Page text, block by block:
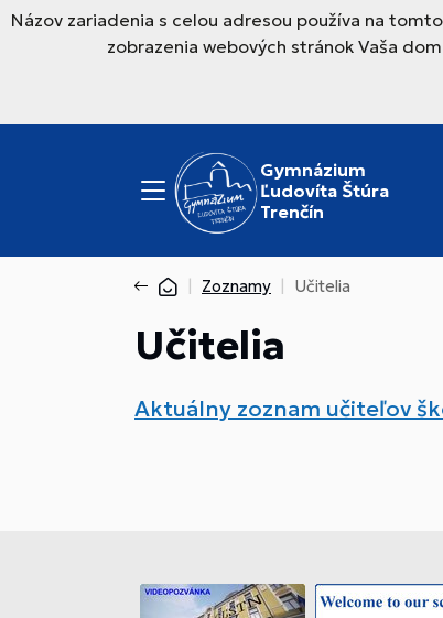
Názov zariadenia s celou adresou používa na
zobrazenia webových stránok Vaša
Gymnázium
Ľudovíta Štúra
Trenčín
Zoznamy Učitelia
Učitelia
Aktuálny zoznam učiteľov